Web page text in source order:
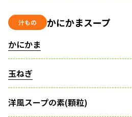
汁もの かにかまスープ
かにかま
玉ねぎ
洋風スープの素(顆粒)